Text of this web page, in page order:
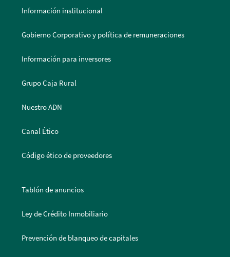
Información institucional
Gobierno Corporativo y política de remuneraciones
Información para inversores
Grupo Caja Rural
Nuestro ADN
Canal Ético
Código ético de proveedores
Tablón de anuncios
Ley de Crédito Inmobiliario
Prevención de blanqueo de capitales